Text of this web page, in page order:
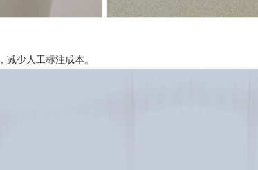
少人工标注成本。